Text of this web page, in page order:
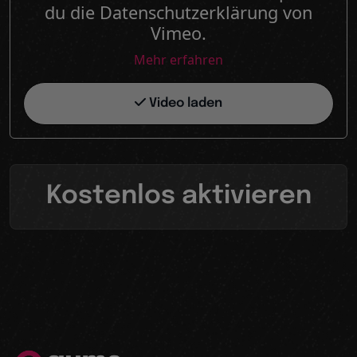
du die Datenschutzerklärung von
Vimeo.
Mehr erfahren
Video laden
Kostenlos aktivieren